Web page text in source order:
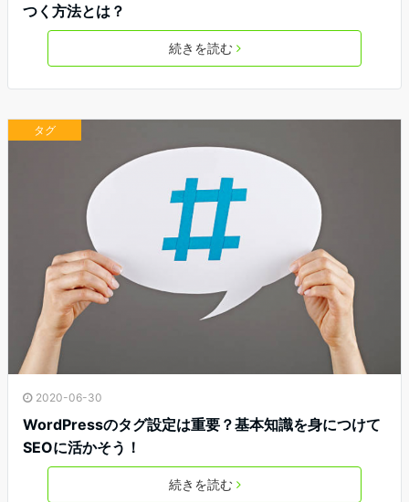
つく方法とは？
続きを読む
タグ
2020-06-30
WordPressのタグ設定は重要？基本知識を身につけて
SEOに活かそう！
続きを読む